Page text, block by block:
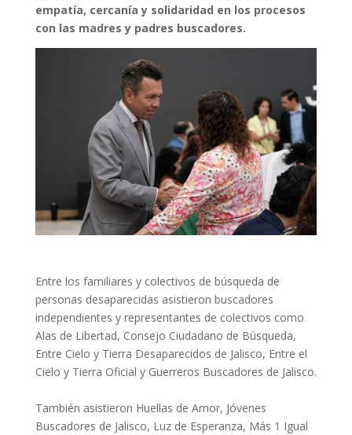
empatía, cercanía y solidaridad en los procesos
con las madres y padres buscadores.
Entre los familiares y colectivos de búsqueda de
personas desaparecidas asistieron buscadores
independientes y representantes de colectivos como
Alas de Libertad, Consejo Ciudadano de Búsqueda,
Entre Cielo y Tierra Desaparecidos de Jalisco, Entre el
Cielo y Tierra Oficial y Guerreros Buscadores de Jalisco.
También asistieron Huellas de Amor, Jóvenes
Buscadores de Jalisco, Luz de Esperanza, Más 1 Igual